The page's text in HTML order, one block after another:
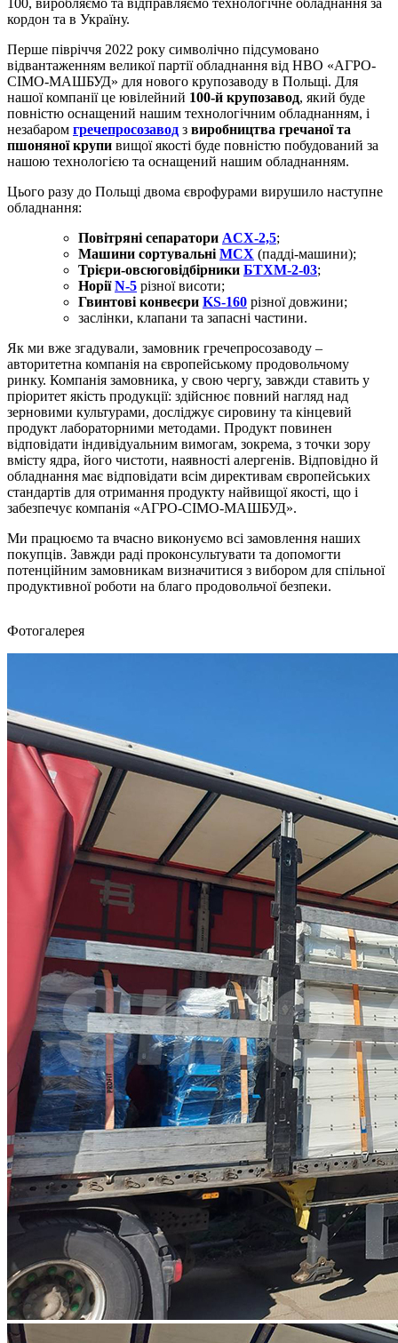
кордон та в Україну.
Перше півріччя 2022 року символічно підсумовано
відвантаженням великої партії обладнання від НВО «АГРО-
СІМО-МАШБУД» для нового крупозаводу в Польщі. Для
нашої компанії це ювілейний 100-й крупозавод, який буде
повністю оснащений нашим технологічним обладнанням, і
незабаром гречепросозавод з виробництва гречаної та
пшоняної крупи вищої якості буде повністю побудований за
нашою технологією та оснащений нашим обладнанням.
Цього разу до Польщі двома єврофурами вирушило наступне
обладнання:
Повітряні сепаратори AСХ-2,5;
Машини сортувальні МСХ (падді-машини);
Трієри-овсюговідбірники БТХМ-2-03;
НоріїN-5 різної висоти;
Гвинтові конвеєри KS-160 різної довжини;
заслінки, клапани та запасні частини.
Як ми вже згадували, замовник гречепросозаводу –
авторитетна компанія на європейському продовольчому
ринку. Компанія замовника, у свою чергу, завжди ставить у
пріоритет якість продукції: здійснює повний нагляд над
зерновими культурами, досліджує сировину та кінцевий
продукт лабораторними методами. Продукт повинен
відповідати індивідуальним вимогам, зокрема, з точки зору
вмісту ядра, його чистоти, наявності алергенів. Відповідно й
обладнання має відповідати всім директивам європейських
стандартів для отримання продукту найвищої якості, що і
забезпечує компанія «АГРО-СІМО-МАШБУД».
Ми працюємо та вчасно виконуємо всі замовлення наших
покупців. Завжди раді проконсультувати та допомогти
потенційним замовникам визначитися з вибором для спільної
продуктивної роботи на благо продовольчої безпеки.
Фотогалерея